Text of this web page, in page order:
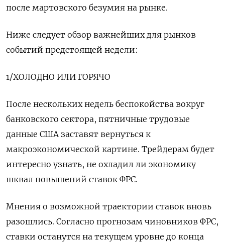
после мартовского безумия на рынке.
Ниже следует обзор важнейших для рынков
событий предстоящей недели:
1/ХОЛОДНО ИЛИ ГОРЯЧО
После нескольких недель беспокойства вокруг
банковского сектора, пятничные трудовые
данные США заставят вернуться к
макроэкономической картине. Трейдерам будет
интересно узнать, не охладил ли экономику
шквал повышений ставок ФРС.
Мнения о возможной траектории ставок вновь
разошлись. Согласно прогнозам чиновников ФРС,
ставки останутся на текущем уровне до конца